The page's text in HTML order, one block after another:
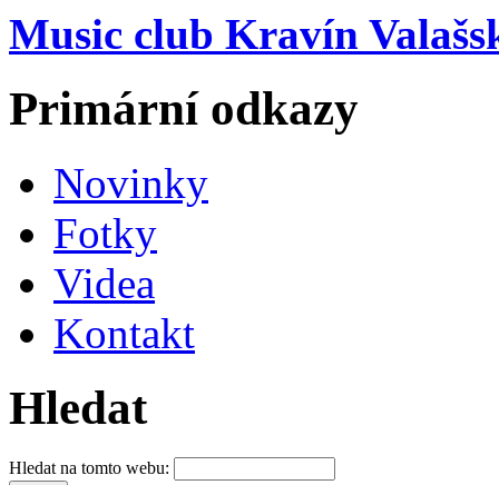
Music club Kravín
Primární odkazy
Novinky
Fotky
Videa
Kontakt
Hledat
Hledat na tomto webu: